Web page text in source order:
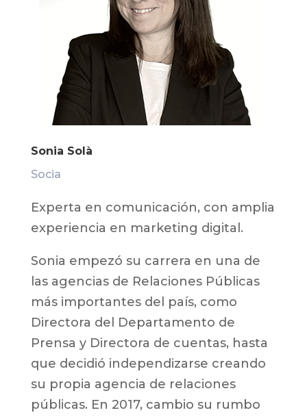
Sonia Solà
Socia
Experta en comunicación, con amplia
experiencia en marketing digital.
Sonia empezó su carrera en una de
las agencias de Relaciones Públicas
más importantes del país, como
Directora del Departamento de
Prensa y Directora de cuentas, hasta
que decidió independizarse creando
su propia agencia de relaciones
públicas. En 2017, cambio su rumbo